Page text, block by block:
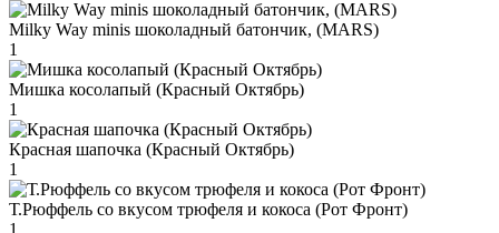
Milky Way minis шоколадный батончик, (MARS)
1
Мишка косолапый (Красный Октябрь)
1
Красная шапочка (Красный Октябрь)
1
Т.Рюффель со вкусом трюфеля и кокоса (Рот Фронт)
1